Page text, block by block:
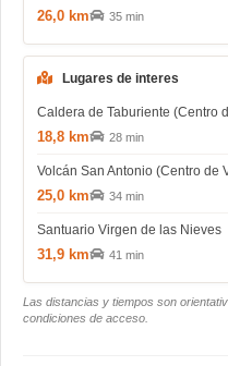
26,0 km 35 min
Lugares de interes
Caldera de Taburiente (Centro
18,8 km 28 min
Volcán San Antonio (Centro de
25,0 km 34 min
Santuario Virgen de las Nieves
31,9 km 41 min
Las distancias y tiempos son
condiciones de acceso.